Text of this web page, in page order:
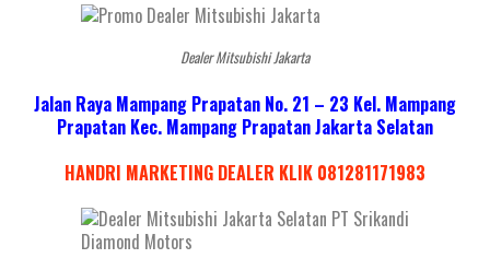
Dealer Mitsubishi Jakarta
Jalan Raya Mampang Prapatan No. 21 – 23 Kel. Mampang
Prapatan Kec. Mampang Prapatan Jakarta Selatan
HANDRI MARKETING DEALER KLIK 081281171983